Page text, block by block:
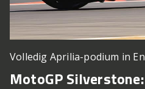
Volledig Aprilia-podium in
MotoGP